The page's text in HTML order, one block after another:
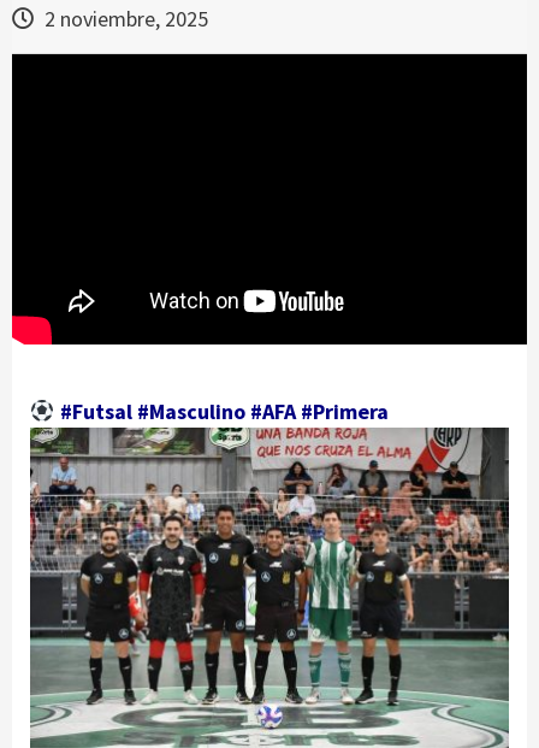
2 noviembre, 2025
#Futsal #Masculino #AFA #Primera